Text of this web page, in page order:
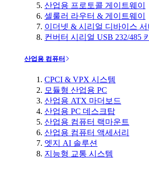
산업용 프로토콜 게이트웨이
셀룰러 라우터 & 게이트웨이
이더넷 & 시리얼 디바이스 서
컨버터 시리얼 USB 232/485
산업용 컴퓨터
CPCI & VPX 시스템
모듈형 산업용 PC
산업용 ATX 마더보드
산업용 PC 데스크탑
산업용 컴퓨터 랙마운트
산업용 컴퓨터 액세서리
엣지 AI 솔루션
지능형 교통 시스템